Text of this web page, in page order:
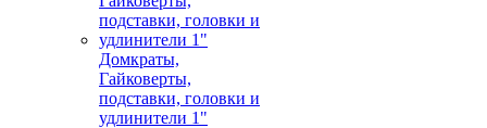
Домкраты,
Гайковерты,
подставки, головки и
удлинители 1"